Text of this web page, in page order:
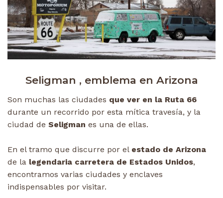
Seligman , emblema en Arizona
Son muchas las ciudades que ver en la Ruta 66
durante un recorrido por esta mítica travesía, y la
ciudad de Seligman es una de ellas.
En el tramo que discurre por el estado de Arizona
de la legendaria carretera de Estados Unidos,
encontramos varias ciudades y enclaves
indispensables por visitar.